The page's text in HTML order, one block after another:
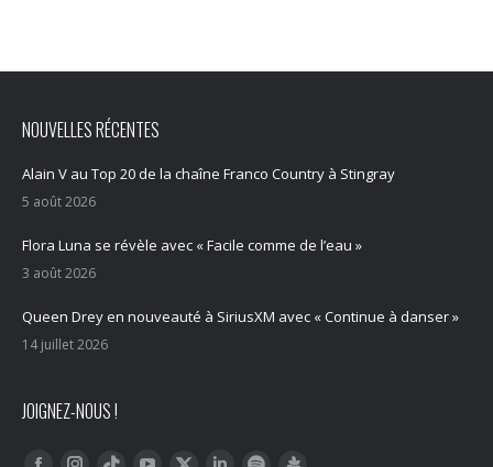
NOUVELLES RÉCENTES
Alain V au Top 20 de la chaîne Franco Country à Stingray
5 août 2026
Flora Luna se révèle avec « Facile comme de l’eau »
3 août 2026
Queen Drey en nouveauté à SiriusXM avec « Continue à danser »
14 juillet 2026
JOIGNEZ-NOUS !
Trouvez nous sur :